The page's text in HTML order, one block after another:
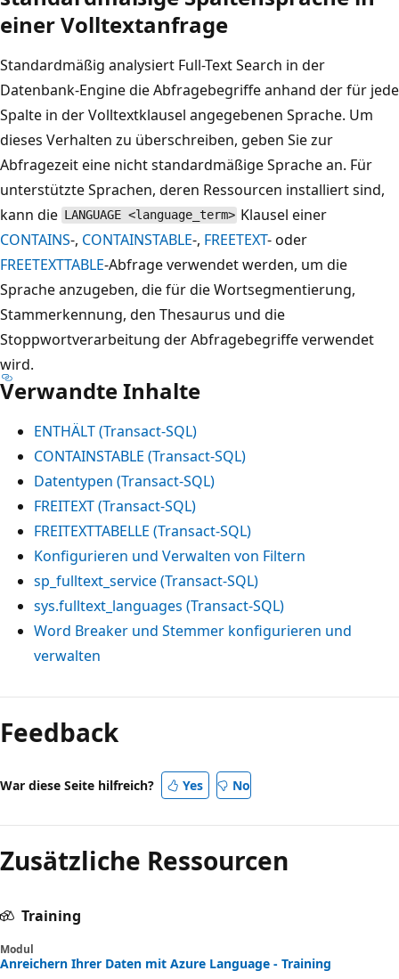
einer Volltextanfrage
Standardmäßig analysiert Full-Text Search in der
Datenbank-Engine die Abfragebegriffe anhand der für jede
Spalte in der Volltextklausel angegebenen Sprache. Um
dieses Verhalten zu überschreiben, geben Sie zur
Abfragezeit eine nicht standardmäßige Sprache an. Für
unterstützte Sprachen, deren Ressourcen installiert sind,
kann die LANGUAGE <language_term> Klausel einer
CONTAINS-, CONTAINSTABLE-, FREETEXT- oder
FREETEXTTABLE-Abfrage verwendet werden, um die
Sprache anzugeben, die für die Wortsegmentierung,
Stammerkennung, den Thesaurus und die
Stoppwortverarbeitung der Abfragebegriffe verwendet
wird.
Verwandte Inhalte
ENTHÄLT (Transact-SQL)
CONTAINSTABLE (Transact-SQL)
Datentypen (Transact-SQL)
FREITEXT (Transact-SQL)
FREITEXTTABELLE (Transact-SQL)
Konfigurieren und Verwalten von Filtern
sp_fulltext_service (Transact-SQL)
sys.fulltext_languages (Transact-SQL)
Word Breaker und Stemmer konfigurieren und
verwalten
Feedback
War diese Seite hilfreich? Yes No
Zusätzliche Ressourcen
Training
Modul
Anreichern Ihrer Daten mit Azure Language - Training